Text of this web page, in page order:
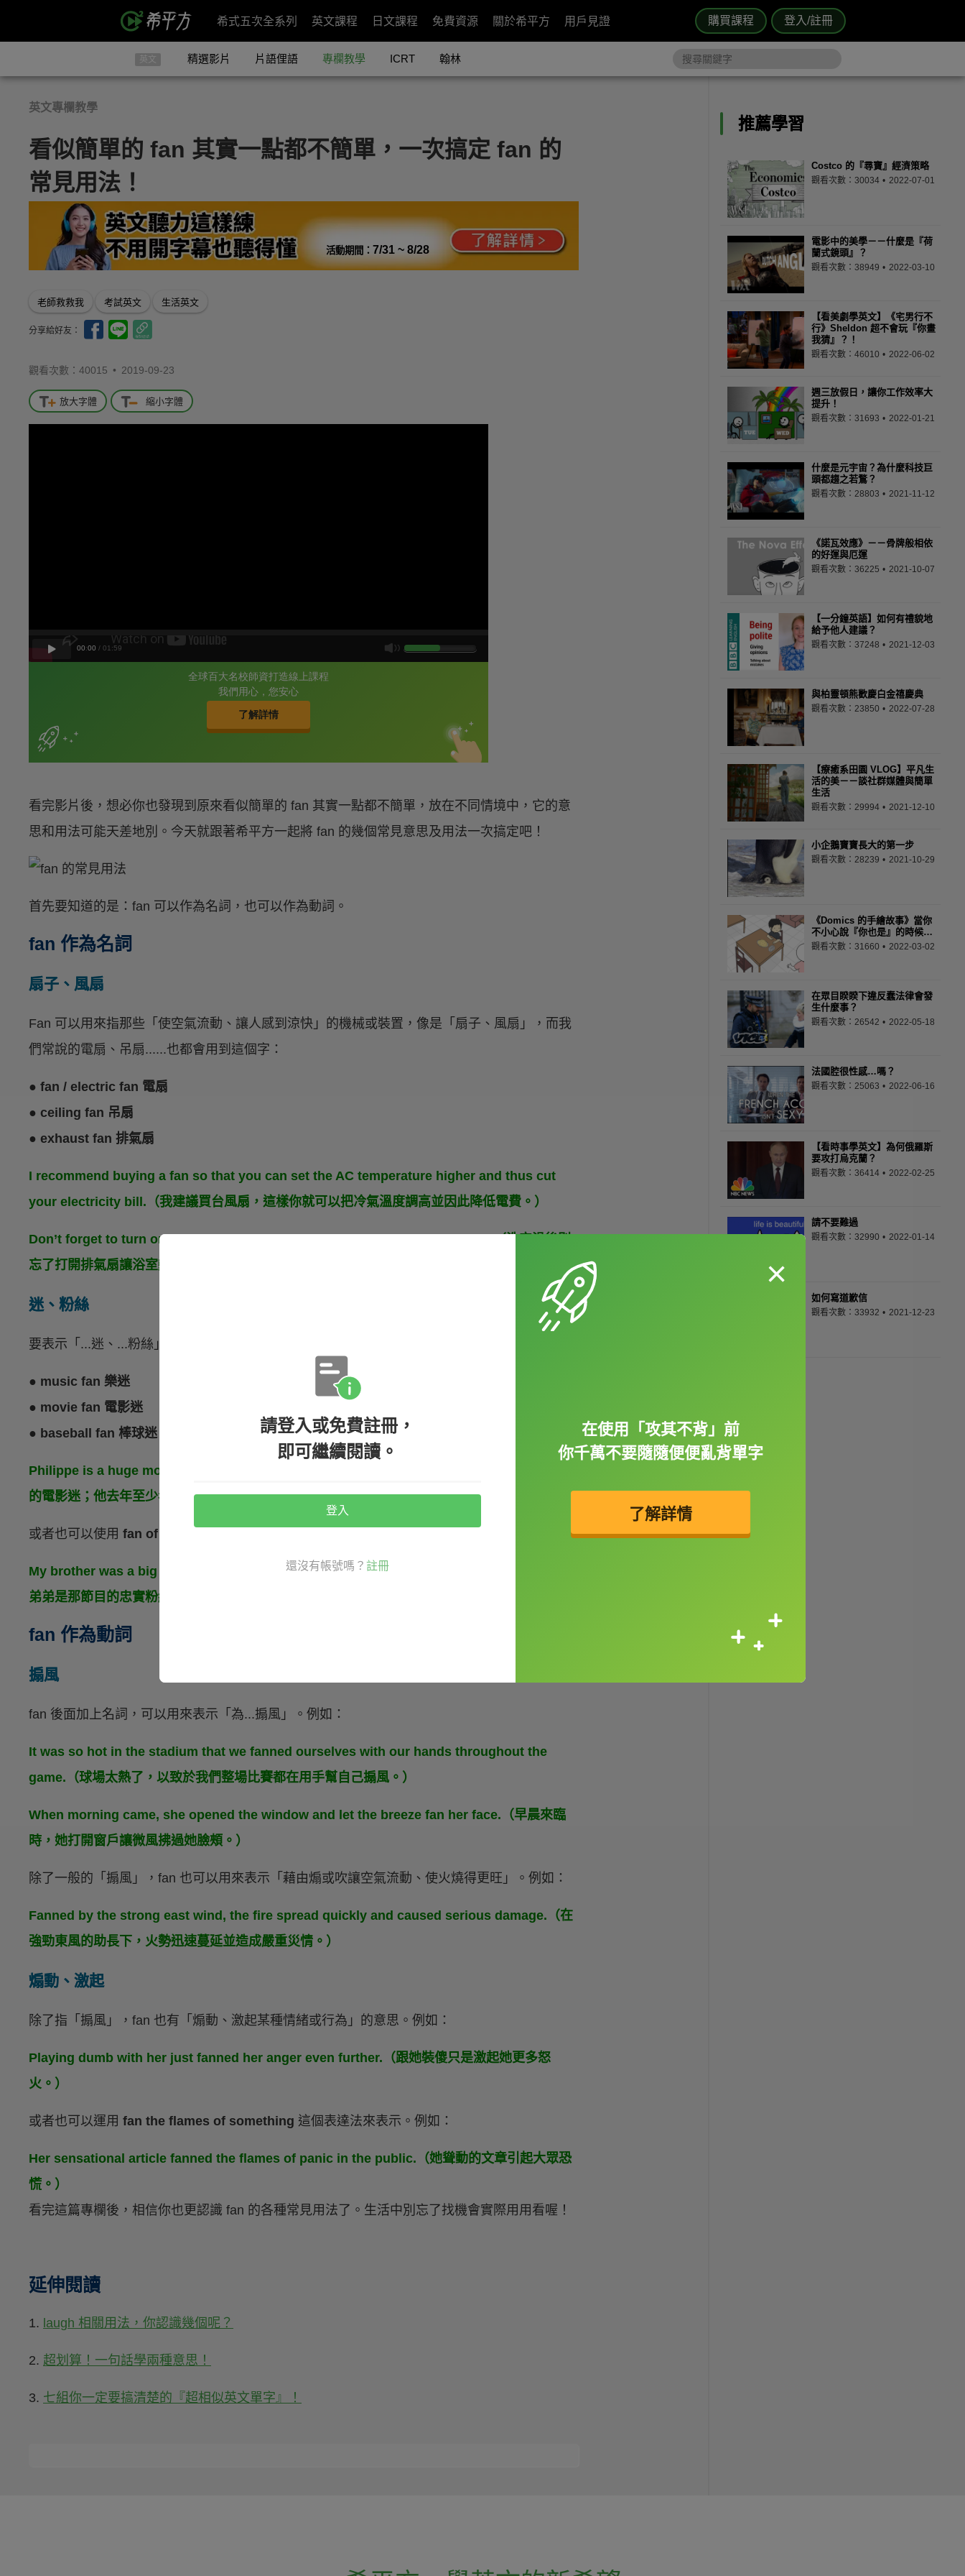
購買課程 登入/註冊
希式五次全系列 英文課程 日文課程 免費資源 關於希平方 用戶見證
英文 精選影片 片語俚語 專欄教學 ICRT 翰林
英文專欄教學
看似簡單的 fan 其實一點都不簡單，一次搞定 fan 的
常見用法！
活動期間： 7/31 ~ 8/28
老師救救我 考試英文 生活英文
分享給好友：
觀看次數：40015 • 2019-09-23
放大字體 縮小字體
看完影片後，想必你也發現到原來看似簡單的 fan 其實一點都不簡單，放在不同情境中，它的意
思和用法可能天差地別。今天就跟著希平方一起將 fan 的幾個常見意思及用法一次搞定吧！
首先要知道的是：fan 可以作為名詞，也可以作為動詞。
fan 作為名詞
扇子、風扇
Fan 可以用來指那些「使空氣流動、讓人感到涼快」的機械或裝置，像是「扇子、風扇」，而我
們常說的電扇、吊扇......也都會用到這個字：
● fan / electric fan 電扇
● ceiling fan 吊扇
● exhaust fan 排氣扇
I recommend buying a fan so that you can set the AC temperature higher and thus cut
your electricity bill.（我建議買台風扇，這樣你就可以把冷氣溫度調高並因此降低電費。）
Don’t forget to turn on the exhaust fan to dry the bathroom after showering.（洗完澡後別
忘了打開排氣扇讓浴室變乾。）
迷、粉絲
要表示「...迷、...粉絲」的時候，可以直接在 fan 前面加上名詞修飾，像是：
● music fan 樂迷
● movie fan 電影迷
● baseball fan 棒球迷
Philippe is a huge movie fan; he watched at least 50 movies last year.（Philippe 是個狂熱
的電影迷；他去年至少看了五十部電影。）
或者也可以使用 fan of …
My brother was a big fan of that show; he got really depressed when it was canceled.（我
弟弟是那節目的忠實粉絲；節目停播時他非常沮喪。）
fan 作為動詞
搧風
fan 後面加上名詞，可以用來表示「為...搧風」。例如：
It was so hot in the stadium that we fanned ourselves with our hands throughout the
game.（球場太熱了，以致於我們整場比賽都在用手幫自己搧風。）
When morning came, she opened the window and let the breeze fan her face.（早晨來臨
時，她打開窗戶讓微風拂過她臉頰。）
除了一般的「搧風」，fan 也可以用來表示「藉由煽或吹讓空氣流動、使火燒得更旺」。例如：
Fanned by the strong east wind, the fire spread quickly and caused serious damage.（在
強勁東風的助長下，火勢迅速蔓延並造成嚴重災情。）
煽動、激起
除了指「搧風」，fan 也有「煽動、激起某種情緒或行為」的意思。例如：
Playing dumb with her just fanned her anger even further.（跟她裝傻只是激起她更多怒
火。）
或者也可以運用 fan the flames of something 這個表達法來表示。例如：
Her sensational article fanned the flames of panic in the public.（她聳動的文章引起大眾恐
慌。）
看完這篇專欄後，相信你也更認識 fan 的各種常見用法了。生活中別忘了找機會實際用用看喔！
延伸閱讀
1. laugh 相關用法，你認識幾個呢？
2. 超划算！一句話學兩種意思！
3. 七組你一定要搞清楚的『超相似英文單字』！
推薦學習
Costco 的『尋寶』經濟策略
觀看次數：30034 2022-07-01
電影中的美學－－什麼是『荷
蘭式鏡頭』？
觀看次數：38949 2022-03-10
【看美劇學英文】《宅男行不
行》Sheldon 超不會玩『你畫
我猜』？！
觀看次數：46010 2022-06-02
週三放假日，讓你工作效率大
提升！
觀看次數：31693 2022-01-21
什麼是元宇宙？為什麼科技巨
頭都趨之若鶩？
觀看次數：28803 2021-11-12
《諾瓦效應》－－骨牌般相依
的好運與厄運
觀看次數：36225 2021-10-07
【一分鐘英語】如何有禮貌地
給予他人建議？
觀看次數：37248 2021-12-03
與柏靈頓熊歡慶白金禧慶典
觀看次數：23850 2022-07-28
【療癒系田園 VLOG】平凡生
活的美－－談社群媒體與簡單
生活
觀看次數：29994 2021-12-10
小企鵝寶寶長大的第一步
觀看次數：28239 2021-10-29
《Domics 的手繪故事》當你
不小心說『你也是』的時候…
觀看次數：31660 2022-03-02
在眾目睽睽下違反蠢法律會發
生什麼事？
觀看次數：26542 2022-05-18
法國腔很性感…嗎？
觀看次數：25063 2022-06-16
【看時事學英文】為何俄羅斯
要攻打烏克蘭？
觀看次數：36414 2022-02-25
請不要難過
觀看次數：32990 2022-01-14
如何寫道歉信
觀看次數：33932 2021-12-23
×
請登入或免費註冊，
即可繼續閱讀。
登入
還沒有帳號嗎？ 註冊
在使用「攻其不背」前
你千萬不要隨隨便便亂背單字
了解詳情